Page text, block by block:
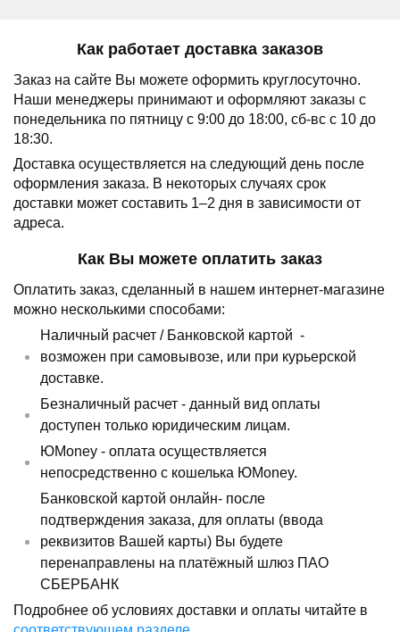
Как работает доставка заказов
Заказ на сайте Вы можете оформить круглосуточно.
Наши менеджеры принимают и оформляют заказы с
понедельника по пятницу с 9:00 до 18:00, сб-вс с 10 до
18:30.
Доставка осуществляется на следующий день после
оформления заказа. В некоторых случаях срок
доставки может составить 1–2 дня в зависимости от
адреса.
Как Вы можете оплатить заказ
Оплатить заказ, сделанный в нашем интернет-магазине
можно несколькими способами:
Наличный расчет / Банковской картой -
возможен при самовывозе, или при курьерской
доставке.
Безналичный расчет - данный вид оплаты
доступен только юридическим лицам.
ЮMoney - оплата осуществляется
непосредственно с кошелька ЮMoney.
Банковской картой онлайн- после
подтверждения заказа, для оплаты (ввода
реквизитов Вашей карты) Вы будете
перенаправлены на платёжный шлюз ПАО
СБЕРБАНК
Подробнее об условиях доставки и оплаты читайте в